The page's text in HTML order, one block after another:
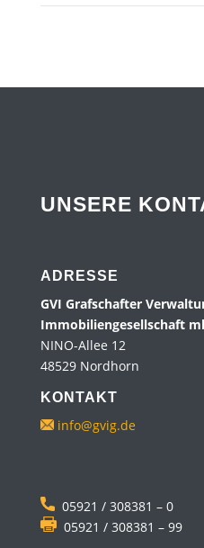
UNSERE
ADRESSE
GVI Grafschafter
Immobiliengesellschaft
NINO-Allee 12
48529 Nordhorn
KONTAKT
info@gvig.de
05921 / 308381 – 0
05921 / 308381 – 99